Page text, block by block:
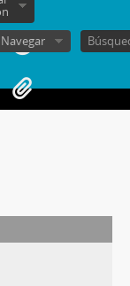
Navegar